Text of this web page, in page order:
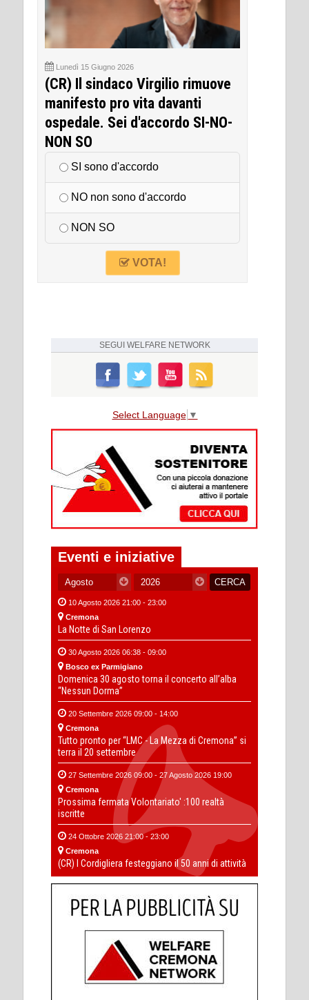
Lunedì 15 Giugno 2026
(CR) Il sindaco Virgilio rimuove
manifesto pro vita davanti
ospedale. Sei d'accordo SI-NO-
NON SO
SI sono d'accordo
NO non sono d'accordo
NON SO
VOTA!
SEGUI WELFARE NETWORK
Select Language ▼
Eventi e iniziative
10 Agosto 2026 21:00 - 23:00
Cremona
La Notte di San Lorenzo
30 Agosto 2026 06:38 - 09:00
Bosco ex Parmigiano
Domenica 30 agosto torna il concerto all’alba
“Nessun Dorma”
20 Settembre 2026 09:00 - 14:00
Cremona
Tutto pronto per “LMC - La Mezza di Cremona” si
terra il 20 settembre
27 Settembre 2026 09:00 - 27 Agosto 2026 19:00
Cremona
Prossima fermata Volontariato' :100 realtà
iscritte
24 Ottobre 2026 21:00 - 23:00
Cremona
(CR) I Cordigliera festeggiano il 50 anni di attività